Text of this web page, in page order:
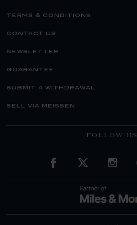
terms & conditions
contact us
newsletter
guarantee
submit a withdrawal
sell via meissen
FOLLOW US